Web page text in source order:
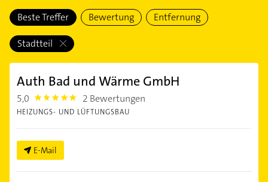
Beste Treffer Bewertung Entfernung
Stadtteil
Auth Bad und Wärme GmbH
5,0 5.0 2 Bewertungen
HEIZUNGS- UND LÜFTUNGSBAU
E-Mail